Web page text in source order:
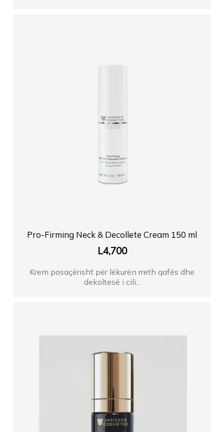
Pro-Firming Neck & Decollete Cream 150 ml
L4,700
Krem posaçërisht për lëkurën rreth qafës dhe
dekoltesë i cili...